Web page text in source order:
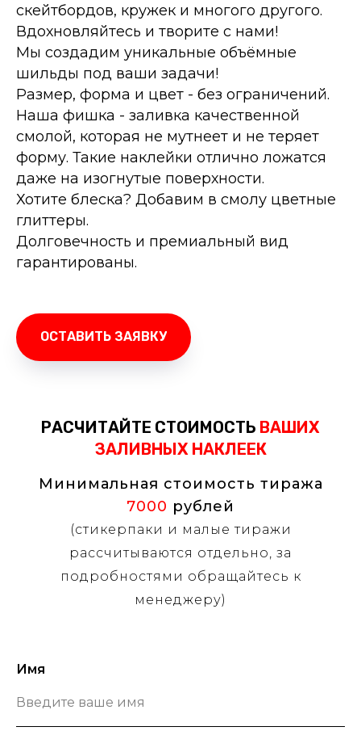
скейтбордов, кружек и многого другого.
Вдохновляйтесь и творите с нами!
Мы создадим уникальные объёмные
шильды под ваши задачи!
Размер, форма и цвет - без ограничений.
Наша фишка - заливка качественной
смолой, которая не мутнеет и не теряет
форму. Такие наклейки отлично ложатся
даже на изогнутые поверхности.
Хотите блеска? Добавим в смолу цветные
глиттеры.
Долговечность и премиальный вид
гарантированы.
ОСТАВИТЬ ЗАЯВКУ
РАСЧИТАЙТЕ СТОИМОСТЬ ВАШИХ
ЗАЛИВНЫХ НАКЛЕЕК
Минимальная стоимость тиража
7000 рублей
(стикерпаки и малые тиражи
рассчитываются отдельно, за
подробностями обращайтесь к
менеджеру)
Имя